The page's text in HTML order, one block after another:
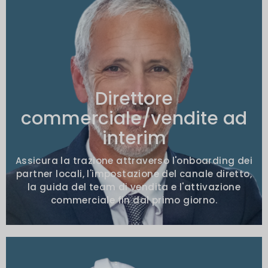
Direttore
commerciale/vendite ad
interim
Assicura la trazione attraverso l'onboarding dei
partner locali, l'impostazione del canale diretto,
la guida del team di vendita e l'attivazione
commerciale fin dal primo giorno.
Mandati tipici
Team di vendita locale debole o canali
inattivi
Distributori o partner disimpegnati
Nessun percorso di escalation per gli
obiettivi mancati